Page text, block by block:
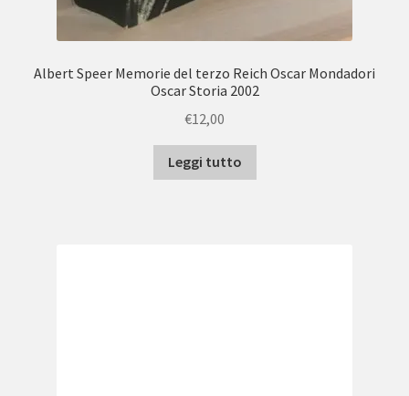
Albert Speer Memorie del terzo Reich Oscar Mondadori
Oscar Storia 2002
€12,00
Leggi tutto